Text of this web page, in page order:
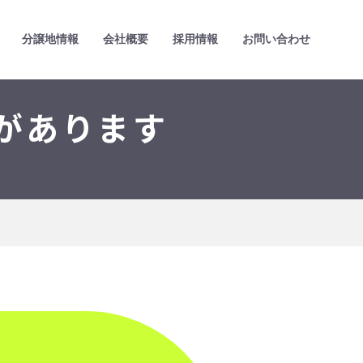
分譲地情報 会社概要 採用情報 お問い合わせ
あります